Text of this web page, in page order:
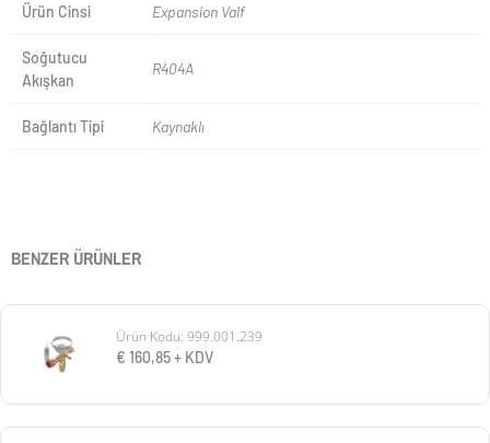
Ürün Cinsi Expansion Valf
Soğutucu
Akışkan
R404A
Bağlantı Tipi Kaynaklı
BENZER ÜRÜNLER
Ürün Kodu: 999.001.239
€ 160,85+ KDV